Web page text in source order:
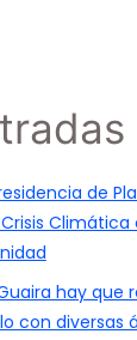
de
hay que
con diversas